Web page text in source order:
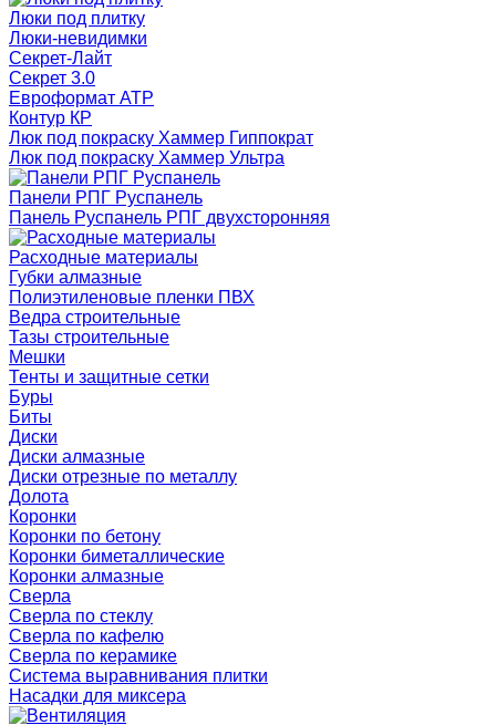
Люки под плитку
Люки-невидимки
Секрет-Лайт
Секрет 3.0
Евроформат АТР
Контур КР
Люк под покраску Хаммер Гиппократ
Люк под покраску Хаммер Ультра
Панели РПГ Руспанель
Панель Руспанель РПГ двухсторонняя
Расходные материалы
Губки алмазные
Полиэтиленовые пленки ПВХ
Ведра строительные
Тазы строительные
Мешки
Тенты и защитные сетки
Буры
Биты
Диски
Диски алмазные
Диски отрезные по металлу
Долота
Коронки
Коронки по бетону
Коронки биметаллические
Коронки алмазные
Сверла
Сверла по стеклу
Сверла по кафелю
Сверла по керамике
Система выравнивания плитки
Насадки для миксера